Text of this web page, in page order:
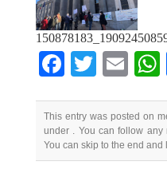
Facebook
Twitter
This entry was posted on
under . You can follow any
You can skip to the end